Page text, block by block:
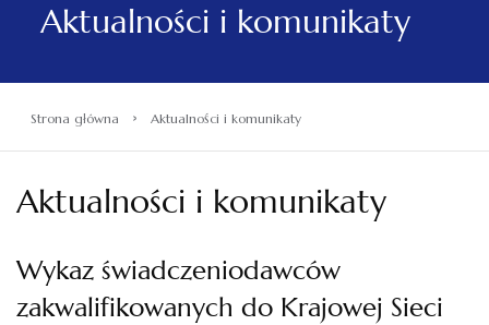
Aktualności i komunikaty
Strona główna › Aktualności i komunikaty
Aktualności i komunikaty
Wykaz świadczeniodawców
zakwalifikowanych do Krajowej Sieci